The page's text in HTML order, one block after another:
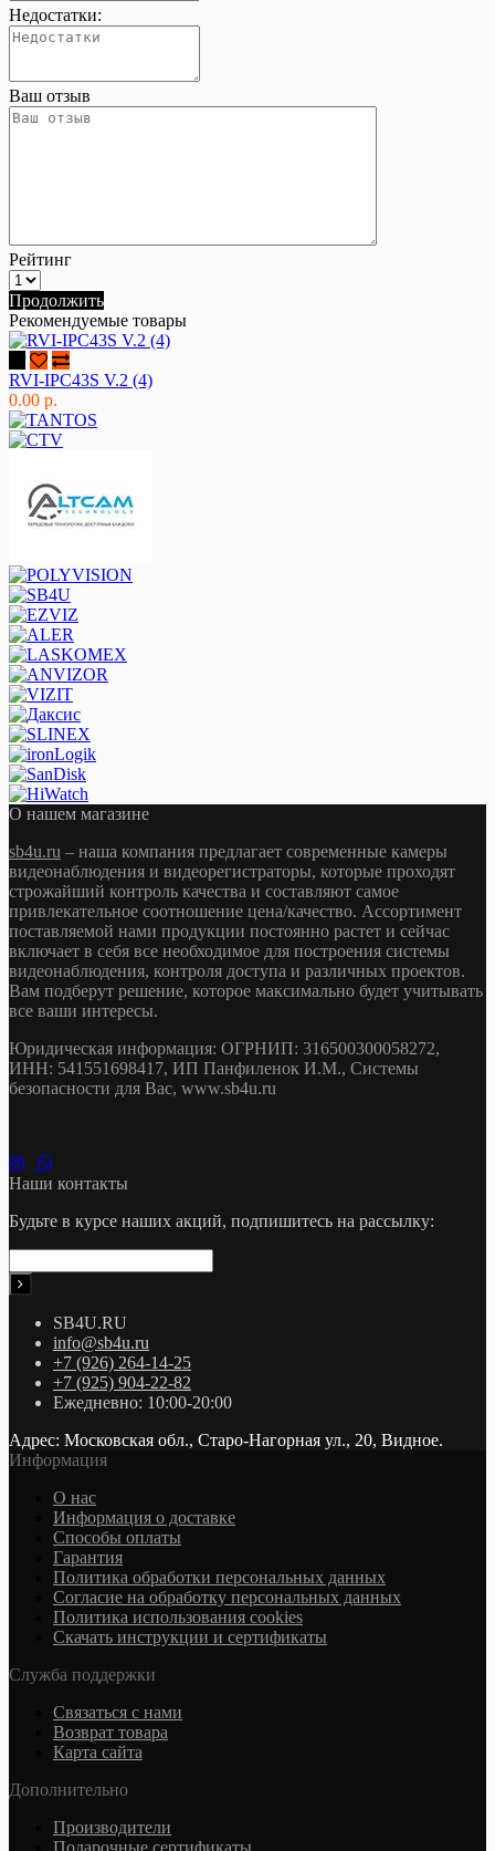
Недостатки:
Ваш отзыв
Рейтинг
Продолжить
Рекомендуемые товары
RVI-IPC43S V.2 (4)
0.00 р.
О нашем магазине
sb4u.ru – наша компания предлагает современные камеры
видеонаблюдения и видеорегистраторы, которые проходят
строжайший контроль качества и составляют самое
привлекательное соотношение цена/качество. Ассортимент
поставляемой нами продукции постоянно растет и сейчас
включает в себя все необходимое для построения системы
видеонаблюдения, контроля доступа и различных проектов.
Вам подберут решение, которое максимально будет учитывать
все ваши интересы.
Юридическая информация: ОГРНИП: 316500300058272,
ИНН: 541551698417, ИП Панфиленок И.М., Системы
безопасности для Вас, www.sb4u.ru
Наши контакты
Будьте в курсе наших акций, подпишитесь на рассылку:
SB4U.RU
info@sb4u.ru
+7 (926) 264-14-25
+7 (925) 904-22-82
Ежедневно: 10:00-20:00
Адрес: Московская обл., Старо-Нагорная ул., 20, Видное.
Информация
О нас
Информация о доставке
Cпособы оплаты
Гарантия
Политика обработки персональных данных
Согласие на обработку персональных данных
Политика использования cookies
Скачать инструкции и сертификаты
Служба поддержки
Связаться с нами
Возврат товара
Карта сайта
Дополнительно
Производители
Подарочные сертификаты